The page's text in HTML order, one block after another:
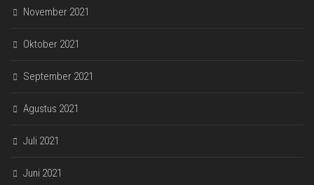
November 2021
Oktober 2021
September 2021
Agustus 2021
Juli 2021
Juni 2021